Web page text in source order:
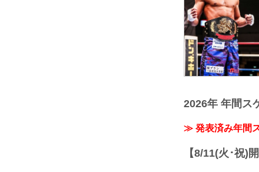
2026年 年間ス
≫ 発表済み年間
【8/11(火･祝)